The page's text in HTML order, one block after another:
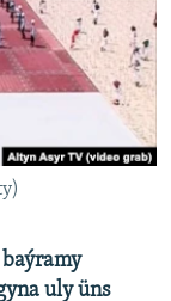
uly üns